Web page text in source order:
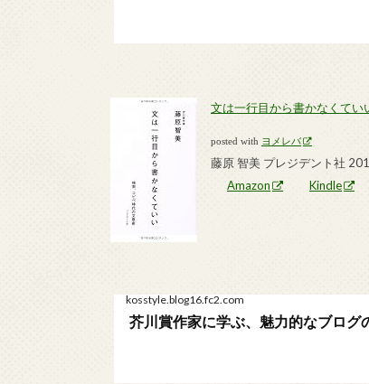
文は一行目から書かなくてい
posted with ヨメレバ
藤原 智美 プレジデント社
Amazon
Kindle
kosstyle.blog16.fc2.com
芥川賞作家に学ぶ、魅力的なブログ